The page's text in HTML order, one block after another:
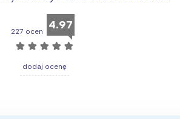
227 ocen 4.97
☆ ☆ ☆ ☆ ☆
dodaj ocenę